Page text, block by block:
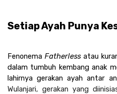
Setiap Ayah Punya
Fenonema Fatherless atau
dalam tumbuh kembang anak
lahirnya gerakan ayah antar
Wulanjari, gerakan yang